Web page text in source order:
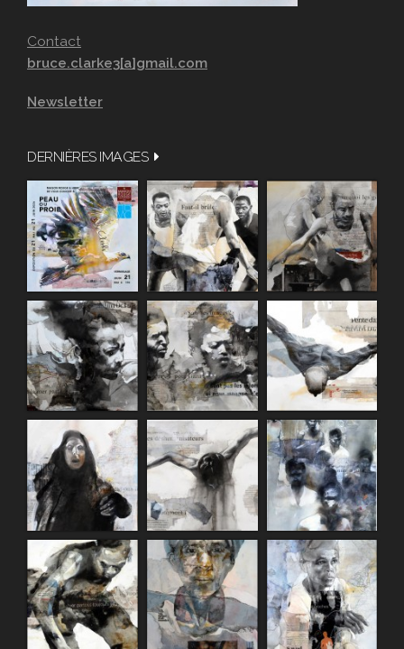
Contact
bruce.clarke3[a]gmail.com
Newsletter
DERNIÈRES IMAGES